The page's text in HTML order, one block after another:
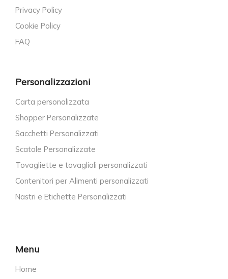
Privacy Policy
Cookie Policy
FAQ
Personalizzazioni
Carta personalizzata
Shopper Personalizzate
Sacchetti Personalizzati
Scatole Personalizzate
Tovagliette e tovaglioli personalizzati
Contenitori per Alimenti personalizzati
Nastri e Etichette Personalizzati
Menu
Home